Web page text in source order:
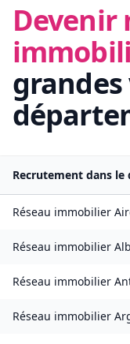
Devenir
Recrutement dans
Réseau immobilier
Réseau immobilier
Réseau immobilier
Réseau immobilier